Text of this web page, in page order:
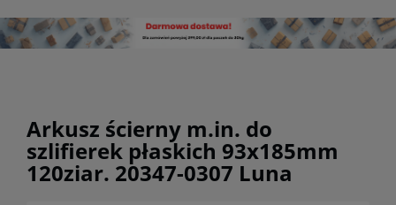
Arkusz ścierny m.in. do
szlifierek płaskich 93x185mm
120ziar. 20347-0307 Luna